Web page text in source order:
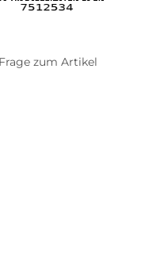
Frage zum Artikel